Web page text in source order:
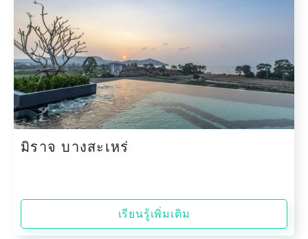
มิราจ บางสะเหร่
เรียนรู้เพิ่มเติม